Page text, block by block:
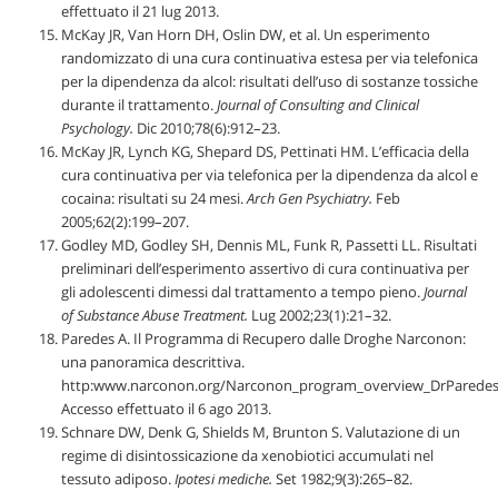
effettuato il 21 lug 2013.
McKay JR, Van Horn DH, Oslin DW, et al. Un esperimento
randomizzato di una cura continuativa estesa per via telefonica
per la dipendenza da alcol: risultati dell’uso di sostanze tossiche
durante il trattamento.Journal of Consulting and Clinical
Psychology. Dic 2010;78(6):912–23.
McKay JR, Lynch KG, Shepard DS, Pettinati HM. L’efficacia della
cura continuativa per via telefonica per la dipendenza da alcol e
cocaina: risultati su 24 mesi.Arch Gen Psychiatry. Feb
2005;62(2):199–207.
Godley MD, Godley SH, Dennis ML, Funk R, Passetti LL. Risultati
preliminari dell’esperimento assertivo di cura continuativa per
gli adolescenti dimessi dal trattamento a tempo pieno.Journal
of Substance Abuse Treatment. Lug 2002;23(1):21–32.
Paredes A. Il Programma di Recupero dalle Droghe Narconon:
una panoramica descrittiva.
http:www.narconon.org/
Accesso effettuato il 6 ago 2013.
Schnare DW, Denk G, Shields M, Brunton S. Valutazione di un
regime di disintossicazione da xenobiotici accumulati nel
tessuto adiposo.Ipotesi mediche. Set 1982;9(3):265–82.